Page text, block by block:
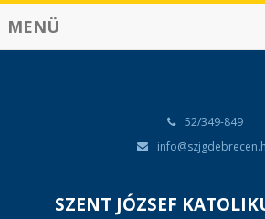
MENÜ
52/349-849
SZENT JÓZSEF